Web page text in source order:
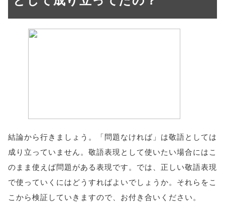
結論から行きましょう。「問題なければ」は敬語としては
成り立っていません。敬語表現として使いたい場合にはこ
のまま使えば問題がある表現です。では、正しい敬語表現
で使っていくにはどうすればよいでしょうか。それらをこ
こから検証していきますので、お付き合いください。